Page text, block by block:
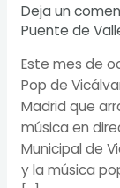
Deja un
Puente de
Este mes de
Pop de
Madrid que
música en
Municipal de
y la música